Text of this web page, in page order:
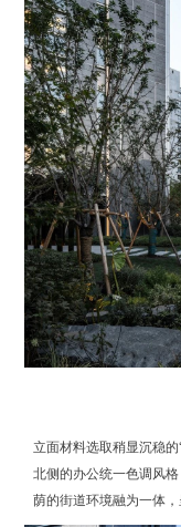
立面材料选取稍显沉稳
北侧的办公统一色调风
荫的街道环境融为一体